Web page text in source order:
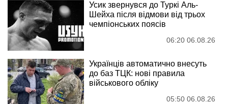
Усик звернувся до Туркі Аль-
Шейха після відмови від трьох
чемпіонських поясів
06:20 06.08.26
Українців автоматично внесуть
до баз ТЦК: нові правила
військового обліку
05:50 06.08.26